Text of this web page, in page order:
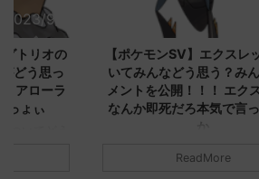
2023/9/8
トリオの
どう思っ
アローラ
っょぃ
【ポケモンSV】エクスレ
いてみんなどう思う？み
メントを公開！！！ エク
なんか即死だろ本気で言
か
う思ってる？ 初めの記事 元の
ReadMore